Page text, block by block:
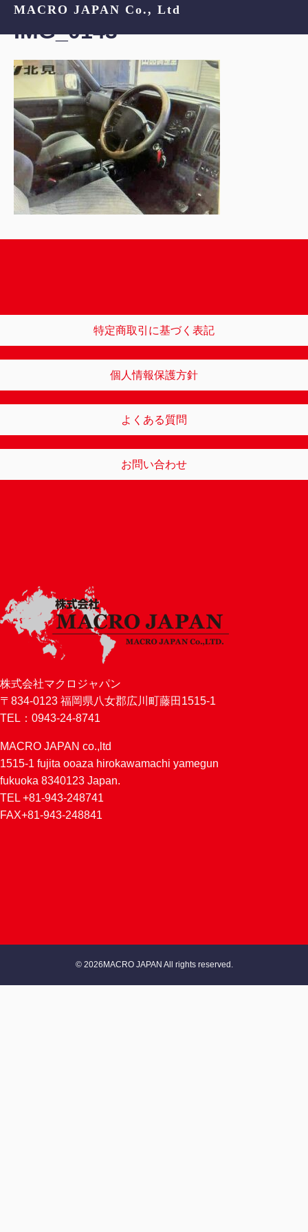
MACRO JAPAN Co., Ltd
IMG_0143
特定商取引に基づく表記
個人情報保護方針
よくある質問
お問い合わせ
株式会社マクロジャパン
〒834-0123 福岡県八女郡広川町藤田1515-1
TEL：0943-24-8741
MACRO JAPAN co.,ltd
1515-1 fujita ooaza hirokawamachi yamegun
fukuoka 8340123 Japan.
TEL +81-943-248741
FAX+81-943-248841
© 2026MACRO JAPAN All rights reserved.